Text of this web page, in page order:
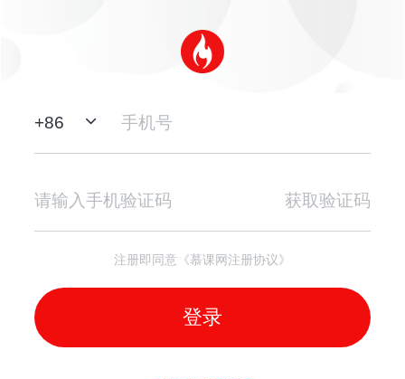
+86
获取验证码
注册即同意《慕课网注册协议》
登录